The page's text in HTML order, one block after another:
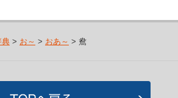
典> お～ > おあ～ > 鴦